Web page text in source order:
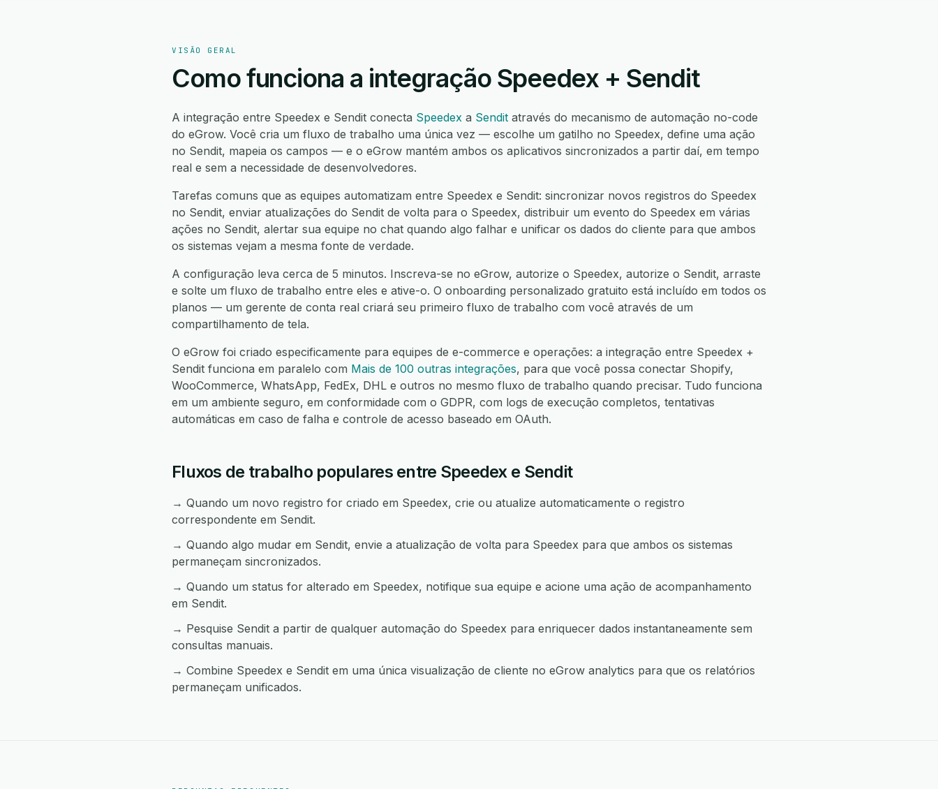
VISÃO GERAL
Como funciona a integração Speedex + Sendit
A integração entre Speedex e Sendit conecta Speedex a Sendit através do mecanismo de automação no-code
do eGrow. Você cria um fluxo de trabalho uma única vez — escolhe um gatilho no Speedex, define uma ação
no Sendit, mapeia os campos — e o eGrow mantém ambos os aplicativos sincronizados a partir daí, em tempo
real e sem a necessidade de desenvolvedores.
Tarefas comuns que as equipes automatizam entre Speedex e Sendit: sincronizar novos registros do Speedex
no Sendit, enviar atualizações do Sendit de volta para o Speedex, distribuir um evento do Speedex em várias
ações no Sendit, alertar sua equipe no chat quando algo falhar e unificar os dados do cliente para que ambos
os sistemas vejam a mesma fonte de verdade.
A configuração leva cerca de 5 minutos. Inscreva-se no eGrow, autorize o Speedex, autorize o Sendit, arraste
e solte um fluxo de trabalho entre eles e ative-o. O onboarding personalizado gratuito está incluído em todos os
planos — um gerente de conta real criará seu primeiro fluxo de trabalho com você através de um
compartilhamento de tela.
O eGrow foi criado especificamente para equipes de e-commerce e operações: a integração entre Speedex +
Sendit funciona em paralelo com Mais de 100 outras integrações, para que você possa conectar Shopify,
WooCommerce, WhatsApp, FedEx, DHL e outros no mesmo fluxo de trabalho quando precisar. Tudo funciona
em um ambiente seguro, em conformidade com o GDPR, com logs de execução completos, tentativas
automáticas em caso de falha e controle de acesso baseado em OAuth.
Fluxos de trabalho populares entre Speedex e Sendit
→ Quando um novo registro for criado em Speedex, crie ou atualize automaticamente o registro
correspondente em Sendit.
→ Quando algo mudar em Sendit, envie a atualização de volta para Speedex para que ambos os sistemas
permaneçam sincronizados.
→ Quando um status for alterado em Speedex, notifique sua equipe e acione uma ação de acompanhamento
em Sendit.
→ Pesquise Sendit a partir de qualquer automação do Speedex para enriquecer dados instantaneamente sem
consultas manuais.
→ Combine Speedex e Sendit em uma única visualização de cliente no eGrow analytics para que os relatórios
permaneçam unificados.